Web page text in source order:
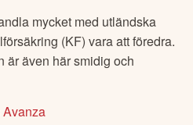
mycket med utländska
(KF) vara att föredra.
är även här smidig och
Avanza